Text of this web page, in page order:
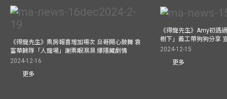
《得寵先生》票房報喜增加場次 旦哥開心鼓舞 袁
富華歸隊「人寵場」謝票眼濕濕 爆隱藏劇情
2024-12-16
更多
《得寵先生》Amy初遇
樹下」義工帶狗狗分享
2024-12-15
更多